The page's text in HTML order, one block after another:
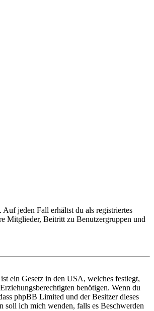
jeden Fall erhältst du als registriertes
Mitglieder, Beitritt zu Benutzergruppen und
ein Gesetz in den USA, welches festlegt,
benötigen. Wenn du
phpBB Limited und der Besitzer dieses
soll ich mich wenden, falls es Beschwerden